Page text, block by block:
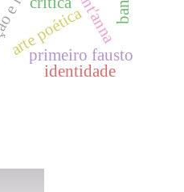
arte poética
primeiro fausto
identidade